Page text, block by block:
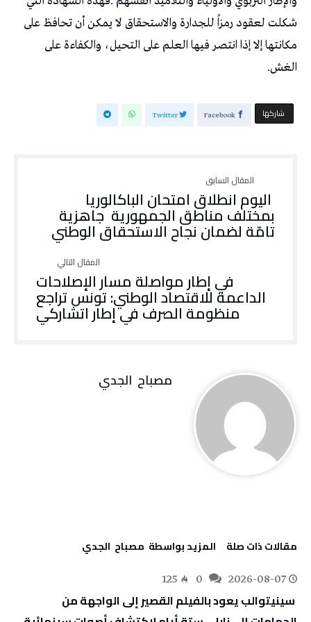
‬الغش‭.‬
‫‫ شاركها‬ Facebook
Twitter
‬تامّة‭ ‬لضمان‭ ‬نجاح‭ ‬الاستحقاق‭ ‬الوطني
‬منظومة‭ ‬الصرف‭ ‬في‭ ‬إطار‭ ‬اتشاركي
مصباح ‭ ‬الجدي
‫مقالات ذات صلة‬ ‫‫المزيد بواسطة‬ ‬ مصباح ‭ ‬الجدي
2026-08-07
125